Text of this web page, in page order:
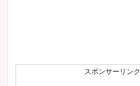
スポンサーリンク